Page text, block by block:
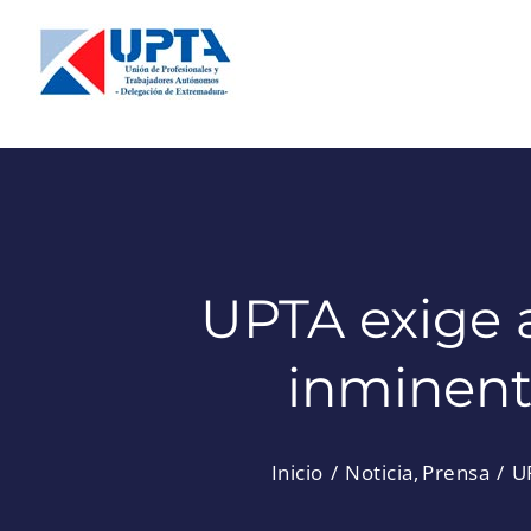
contenido
UPTA
Inicio Noticia Prensa